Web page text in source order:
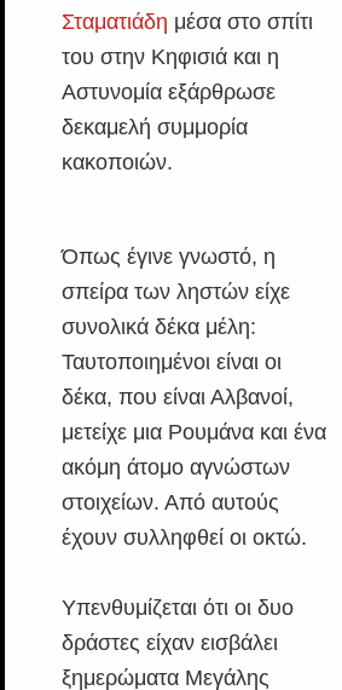
Σταματιάδη μέσα στο σπίτι
του στην Κηφισιά και η
Αστυνομία εξάρθρωσε
δεκαμελή συμμορία
κακοποιών.
Όπως έγινε γνωστό, η
σπείρα των ληστών είχε
συνολικά δέκα μέλη:
Ταυτοποιημένοι είναι οι
δέκα, που είναι Αλβανοί,
μετείχε μια Ρουμάνα και ένα
ακόμη άτομο αγνώστων
στοιχείων. Από αυτούς
έχουν συλληφθεί οι οκτώ.
Υπενθυμίζεται ότι οι δυο
δράστες είχαν εισβάλει
ξημερώματα Μεγάλης